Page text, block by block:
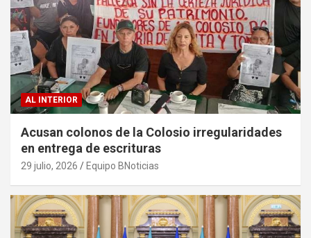
AL INTERIOR
Acusan colonos de la Colosio irregularidades
en entrega de escrituras
29 julio, 2026 Equipo BNoticias